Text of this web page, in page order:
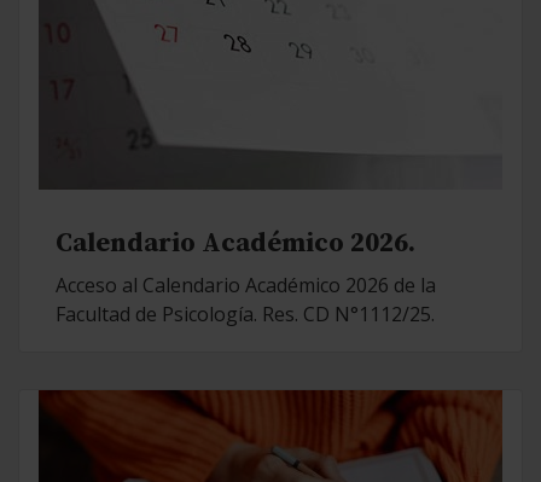
Calendario Académico 2026.
Acceso al Calendario Académico 2026 de la
Facultad de Psicología. Res. CD N°1112/25.